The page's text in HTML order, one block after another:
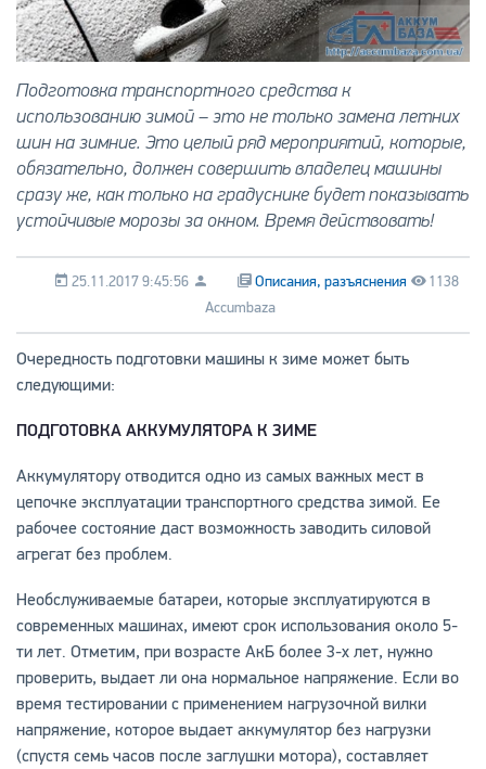
Подготовка транспортного средства к
использованию зимой – это не только замена летних
шин на зимние. Это целый ряд мероприятий, которые,
обязательно, должен совершить владелец машины
сразу же, как только на градуснике будет показывать
устойчивые морозы за окном. Время действовать!
Описания, разъяснения 1138
25.11.2017 9:45:56
Accumbaza
Очередность подготовки машины к зиме может быть
следующими:
ПОДГОТОВКА АККУМУЛЯТОРА К ЗИМЕ
Аккумулятору отводится одно из самых важных мест в
цепочке эксплуатации транспортного средства зимой. Ее
рабочее состояние даст возможность заводить силовой
агрегат без проблем.
Необслуживаемые батареи, которые эксплуатируются в
современных машинах, имеют срок использования около 5-
ти лет. Отметим, при возрасте АкБ более 3-х лет, нужно
проверить, выдает ли она нормальное напряжение. Если во
время тестировании с применением нагрузочной вилки
напряжение, которое выдает аккумулятор без нагрузки
(спустя семь часов после заглушки мотора), составляет